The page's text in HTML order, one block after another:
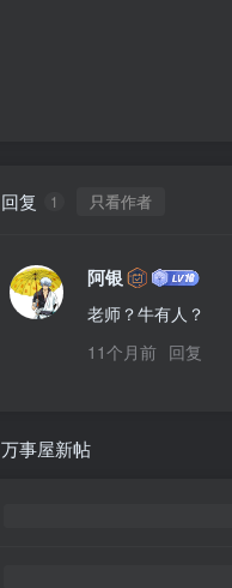
回复 1 只看作者
阿银
老师？牛有人？
11个月前 回复
万事屋新帖